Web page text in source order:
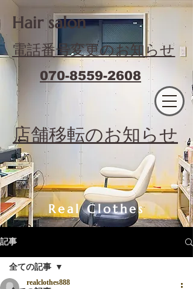
​Hair salon
電話番号変更のお知らせ
070-8559-2608
​店舗移転のお知らせ
Real Clothes
記事
全ての記事
realclothes888